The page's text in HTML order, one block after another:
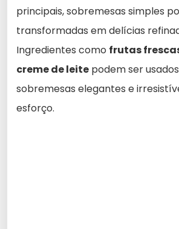
principais, sobremesas simples
transformadas em delícias
Ingredientes como frutas
creme de leite podem ser
sobremesas elegantes e
esforço.